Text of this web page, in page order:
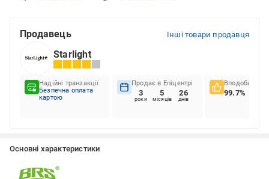
Продавець Інші товари продавця
Starlight
Надійні транзакції
Безпечна оплата
картою
Продає в Епіцентрі
3
роки
5
місяців
26
днів
Вподобання
99.7%
Основні характеристики